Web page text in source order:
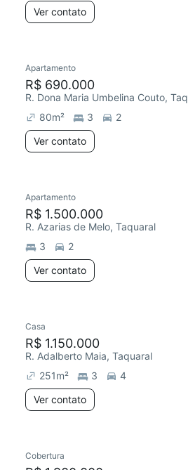
Ver contato
Redecorar
Apartamento
R$ 690.000
R. Dona Maria Umbelina Couto,
80m² 3
2
Ver contato
Redecorar
Apartamento
R$ 1.500.000
R. Azarias de Melo, Taquaral
3
2
Ver contato
Casa
R$ 1.150.000
R. Adalberto Maia, Taquaral
251m² 3
4
Ver contato
Cobertura